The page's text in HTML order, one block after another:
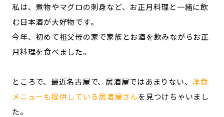
私は、煮物やマグロの刺身など、お正月料理と一緒に飲
む日本酒が大好物です。
今年、初めて祖父母の家で家族とお酒を飲みながらお正
月料理を食べました。
ところで、最近名古屋で、居酒屋ではあまりない、洋食
メニューも提供している居酒屋さんを見つけちゃいまし
た。